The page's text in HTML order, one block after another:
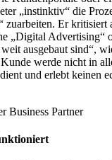
„instinktiv“ die
zuarbeiten. Er kritisiert
„Digital Advertising“
ausgebaut sind“,
werde nicht in
und erlebt keinen
Business Partner